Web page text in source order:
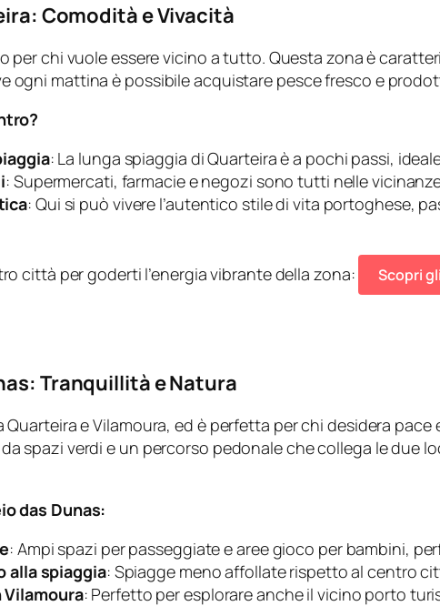
Comodità e Vivacità
per chi vuole essere vicino a tutto. Questa zona è
ogni mattina è possibile acquistare pesce fresco e
: La lunga spiaggia di Quarteira è a pochi passi,
: Supermercati, farmacie e negozi sono tutti nelle
: Qui si può vivere l’autentico stile di vita portoghese,
città per goderti l’energia vibrante della zona: Scopri
Tranquillità e Natura
e Vilamoura, ed è perfetta per chi desidera
spazi verdi e un percorso pedonale che collega le due
das Dunas:
: Ampi spazi per passeggiate e aree gioco per bambini,
alla spiaggia: Spiagge meno affollate rispetto al centro
: Perfetto per esplorare anche il vicino porto